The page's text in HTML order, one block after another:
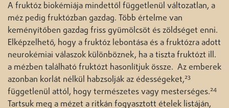
A fruktóz biokémiája mindettől függetlenül változatlan, a
méz pedig fruktózban gazdag. Több értelme van
keményítőben gazdag friss gyümölcsöt és zöldséget enni.
Elképzelhető, hogy a fruktóz lebontása és a fruktózra adott
neurokémiai válaszok különböznek, ha a tiszta fruktózt ill.
a mézben található fruktózt hasonlítjuk össze. Az emberek
azonban korlát nélkül habzsolják az édességeket,23
függetlenül attól, hogy természetes vagy mesterséges.24
Tartsuk meg a mézet a ritkán fogyasztott ételek listáján,